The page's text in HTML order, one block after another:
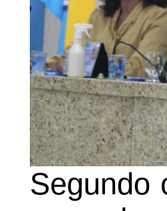
Segundo